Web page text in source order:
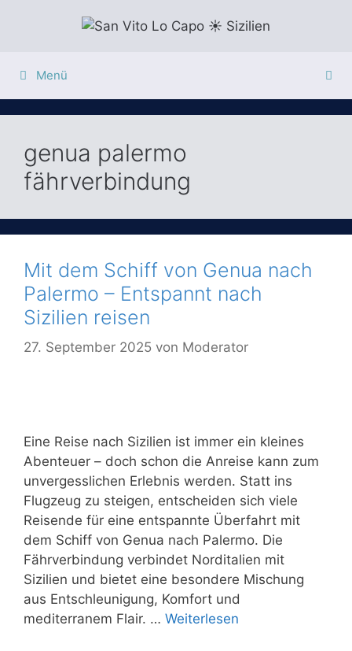
Menü
genua palermo
fährverbindung
Mit dem Schiff von Genua nach
Palermo – Entspannt nach
Sizilien reisen
27. September 2025 von Moderator
Eine Reise nach Sizilien ist immer ein kleines
Abenteuer – doch schon die Anreise kann zum
unvergesslichen Erlebnis werden. Statt ins
Flugzeug zu steigen, entscheiden sich viele
Reisende für eine entspannte Überfahrt mit
dem Schiff von Genua nach Palermo. Die
Fährverbindung verbindet Norditalien mit
Sizilien und bietet eine besondere Mischung
aus Entschleunigung, Komfort und
mediterranem Flair. … Weiterlesen